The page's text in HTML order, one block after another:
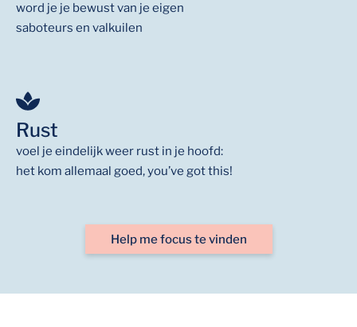
word je je bewust van je eigen
saboteurs en valkuilen
Rust
voel je eindelijk weer rust in je hoofd:
het kom allemaal goed, you’ve got this!
Help me focus te vinden